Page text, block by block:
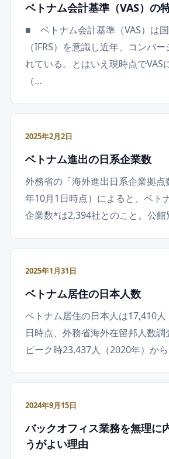
ベトナム会計基準（VAS）の
■ ベトナム会計基準（VAS）は
（IFRS）を意識し近年、コンバ
れている。とはいえ現時点でVAS
（…
2025年2月2日
ベトナム進出の日系企業数
外務省の「海外進出日系企業拠
年10月1日時点）によると、ベト
企業数*は2,394社とのこと。公
2025年1月31日
ベトナム居住の日本人数
ベトナム居住の日本人は17,410人
日時点、外務省海外在留邦人数調
ピーク時23,437人（2020年）か
2024年9月15日
バックオフィス業務を無理に
うがよい理由